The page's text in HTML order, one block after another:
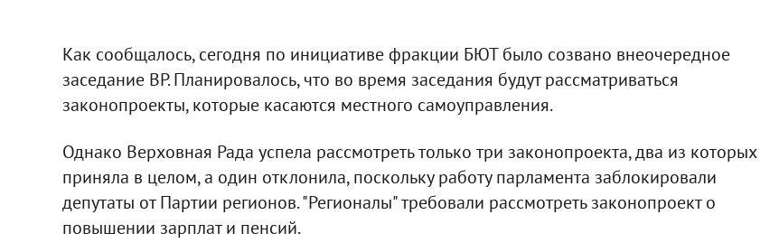
Как сообщалось, сегодня по инициативе фракции БЮТ было созвано внеочередное
заседание ВР. Планировалось, что во время заседания будут рассматриваться
законопроекты, которые касаются местного самоуправления.
Однако Верховная Рада успела рассмотреть только три законопроекта, два из которых
приняла в целом, а один отклонила, поскольку работу парламента заблокировали
депутаты от Партии регионов. "Регионалы" требовали рассмотреть законопроект о
повышении зарплат и пенсий.